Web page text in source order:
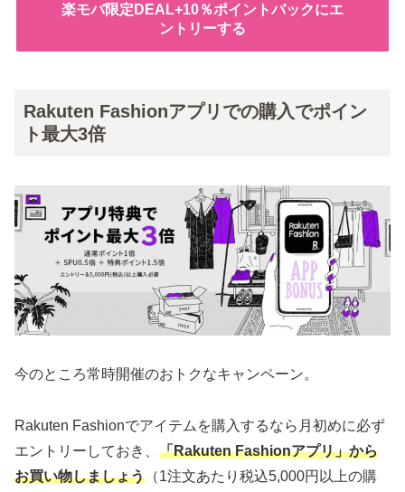
楽モバ限定DEAL+10％ポイントバックにエ
ントリーする
Rakuten Fashionアプリでの購入でポイン
ト最大3倍
今のところ常時開催のおトクなキャンペーン。
Rakuten Fashionでアイテムを購入するなら月初めに必ず
エントリーしておき、 「Rakuten Fashionアプリ」から
お買い物しましょう （1注文あたり税込5,000円以上の購